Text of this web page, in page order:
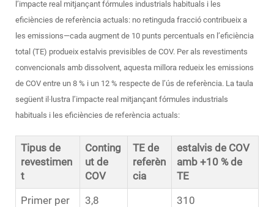
l’impacte real mitjançant fórmules industrials habituals i les
eficiències de referència actuals: no retinguda fracció contribueix a
les emissions—cada augment de 10 punts percentuals en l’eficiència
total (TE) produeix estalvis previsibles de COV. Per als revestiments
convencionals amb dissolvent, aquesta millora redueix les emissions
de COV entre un 8 % i un 12 % respecte de l’ús de referència. La taula
següent il·lustra l’impacte real mitjançant fórmules industrials
habituals i les eficiències de referència actuals:
Tipus de
revestimen
t
Conting
ut de
COV
TE de
referèn
cia
estalvis de COV
amb +10 % de
TE
Primer per
3,8
310